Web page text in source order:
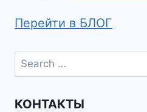
Перейти в БЛОГ
КОНТАКТЫ